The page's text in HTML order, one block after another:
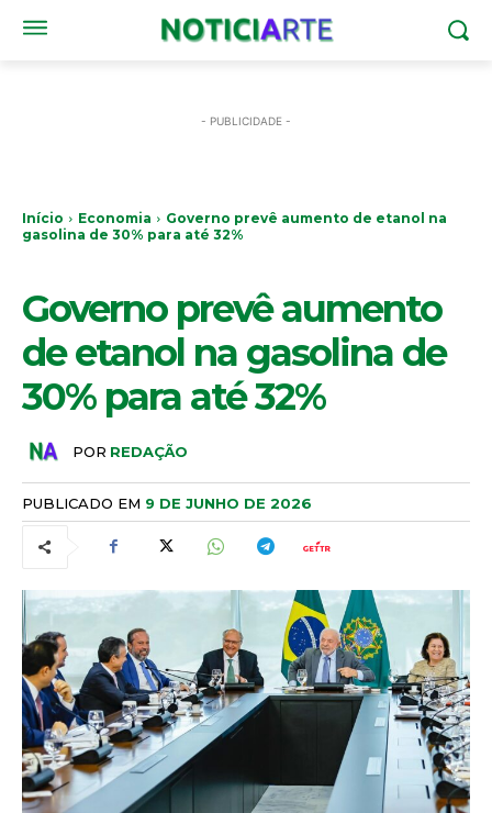
- PUBLICIDADE -
Início Economia
Governo prevê aumento de etanol na
gasolina de 30% para até 32%
Governo prevê aumento
de etanol na gasolina de
30% para até 32%
POR REDAÇÃO
PUBLICADO EM 9 DE JUNHO DE 2026